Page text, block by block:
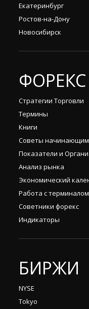
Екатеринбург
Ростов-на-Дону
Новосибирск
ФОРЕКС
Стратегии Торговли
Термины
Книги
Советы начинающим
Показатели и
Анализ рынка
Экономический
Работа с терминалом
Советники форекс
Индикаторы
БИРЖИ
NYSE
Tokyo